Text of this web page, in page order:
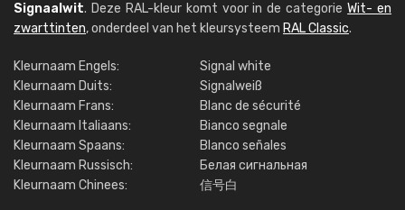
Signaalwit. Deze RAL-kleur komt voor in de categorieWit- en
zwarttinten, onderdeel van het kleursysteem RAL Classic.
Kleurnaam Engels:
Signal white
Kleurnaam Duits:
Signalweiß
Kleurnaam Frans:
Blanc de sécurité
Kleurnaam Italiaans:
Bianco segnale
Kleurnaam Spaans:
Blanco señales
Kleurnaam Russisch:
Белая сигнальная
Kleurnaam Chinees:
信号白